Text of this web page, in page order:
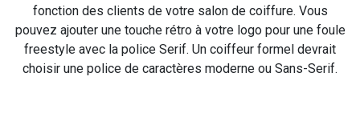
fonction des clients de votre salon de coiffure. Vous
pouvez ajouter une touche rétro à votre logo pour une foule
freestyle avec la police Serif. Un coiffeur formel devrait
choisir une police de caractères moderne ou Sans-Serif.